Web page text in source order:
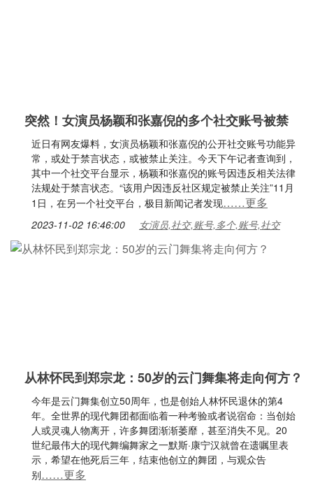
突然！女演员杨颖和张嘉倪的多个社交账号被禁
近日有网友爆料，女演员杨颖和张嘉倪的公开社交账号功能异
常，或处于禁言状态，或被禁止关注。今天下午记者查询到，
其中一个社交平台显示，杨颖和张嘉倪的账号因违反相关法律
法规处于禁言状态。“该用户因违反社区规定被禁止关注”11月
1日，在另一个社交平台，极目新闻记者发现……更多
2023-11-02 16:46:00 女演员,社交,账号,多个,账号,社交
从林怀民到郑宗龙：50岁的云门舞集将走向何方？
今年是云门舞集创立50周年，也是创始人林怀民退休的第4
年。全世界的现代舞团都面临着一种考验或者说宿命：当创始
人或灵魂人物离开，许多舞团渐渐萎靡，甚至消失不见。20
世纪最伟大的现代舞编舞家之一默斯·康宁汉就曾在遗嘱里表
示，希望在他死后三年，结束他创立的舞团，与观众告
别……更多